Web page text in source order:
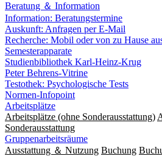
Beratung ＆ Information
Information: Beratungstermine
Auskunft: Anfragen per E-Mail
Recherche: Mobil oder von zu Hause
Semesterapparate
Studienbibliothek Karl-Heinz-Krug
Peter Behrens-Vitrine
Testothek: Psychologische Tests
Normen-Infopoint
Arbeitsplätze
Arbeitsplätze (ohne Sonderausstattung)
Sonderausstattung
Gruppenarbeitsräume
Ausstattung ＆ Nutzung Buchung